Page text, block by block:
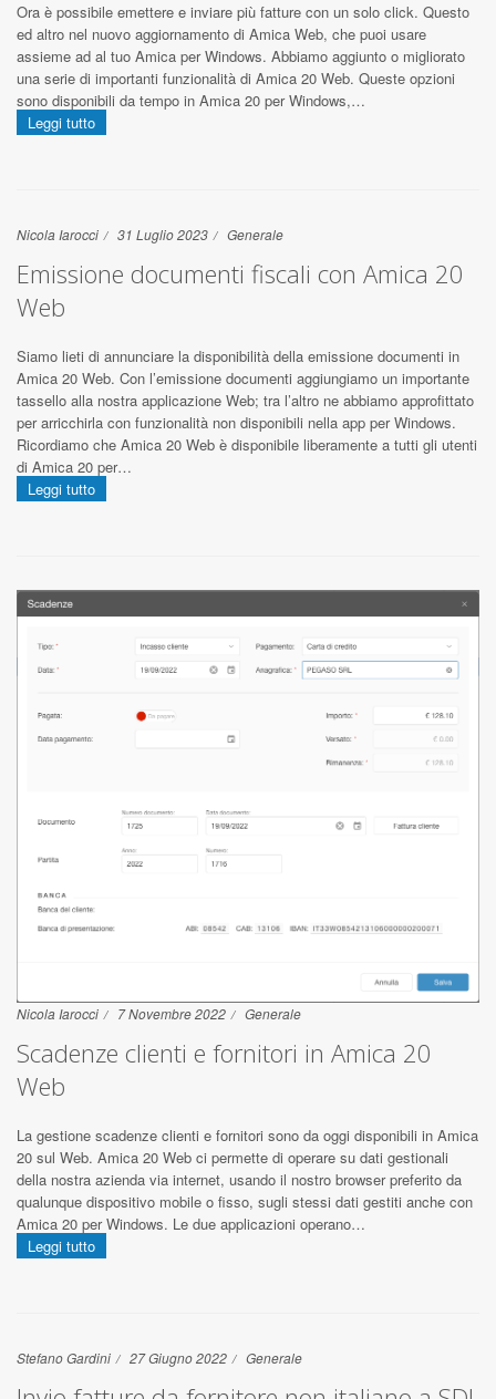
Ora è possibile emettere e inviare più fatture con un solo click. Questo
ed altro nel nuovo aggiornamento di Amica Web, che puoi usare
assieme ad al tuo Amica per Windows. Abbiamo aggiunto o migliorato
una serie di importanti funzionalità di Amica 20 Web. Queste opzioni
sono disponibili da tempo in Amica 20 per Windows,…
Leggi tutto
Nicola Iarocci 31 Luglio 2023 Generale
Emissione documenti fiscali con Amica 20
Web
Siamo lieti di annunciare la disponibilità della emissione documenti in
Amica 20 Web. Con l’emissione documenti aggiungiamo un importante
tassello alla nostra applicazione Web; tra l’altro ne abbiamo approfittato
per arricchirla con funzionalità non disponibili nella app per Windows.
Ricordiamo che Amica 20 Web è disponibile liberamente a tutti gli utenti
di Amica 20 per…
Leggi tutto
Nicola Iarocci 7 Novembre 2022 Generale
Scadenze clienti e fornitori in Amica 20
Web
La gestione scadenze clienti e fornitori sono da oggi disponibili in Amica
20 sul Web. Amica 20 Web ci permette di operare su dati gestionali
della nostra azienda via internet, usando il nostro browser preferito da
qualunque dispositivo mobile o fisso, sugli stessi dati gestiti anche con
Amica 20 per Windows. Le due applicazioni operano…
Leggi tutto
Stefano Gardini 27 Giugno 2022 Generale